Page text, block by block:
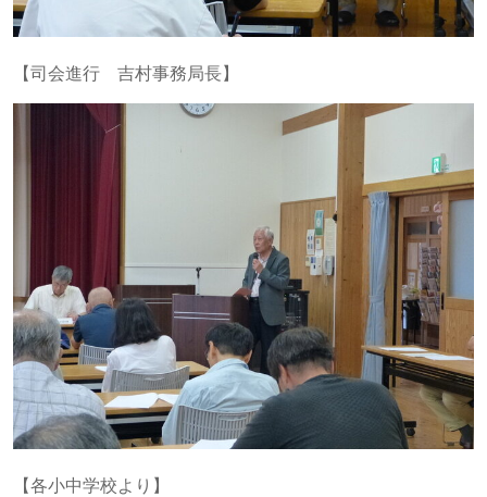
【司会進行 吉村事務局長】
【各小中学校より】